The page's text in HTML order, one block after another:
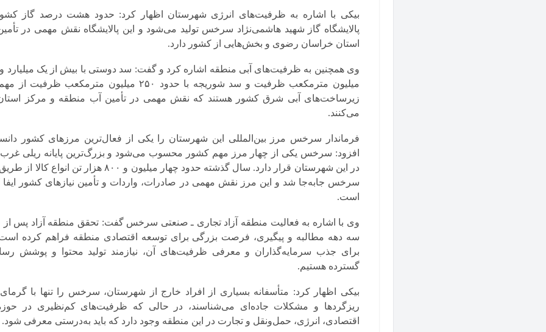
بیکی با اشاره به ظرفیت‌های انرژی شهرستان اظهار کرد: حدود هشت درصد گاز
پالایشگاه گاز شهید هاشمی‌نژاد سرخس تولید می‌شود و این پالایشگاه نقش مهمی در
استان خراسان رضوی و بخش‌هایی از کشور دارد.
میلیون مترمکعب ظرفیت و سد شوریجه با حدود ۲۵۰ میلیون مترمکعب ظرفیت
زیرساخت‌های آبی شرق کشور هستند که نقش مهمی در تأمین آب منطقه و مرکز استان
می‌کنند.
فرماندار سرخس مرز بین‌المللی این شهرستان را یکی از فعال‌ترین مرزهای کشور
افزود: سرخس یکی از چهار مرز مهم کشور محسوب می‌شود و بزرگ‌ترین پایانه ریلی غرب
در این شهرستان قرار دارد. سال گذشته حدود چهار میلیون و ۸۰۰ هزار تن انواع
سرخس جابه‌جا شد و این مرز نقش مهمی در صادرات، واردات و تأمین نیازهای کشور ایفا
است.
وی با اشاره به فعالیت منطقه آزاد تجاری ـ صنعتی سرخس گفت: تحقق منطقه آزاد پس از
سه دهه مطالبه و پیگیری، فرصت بزرگی برای توسعه اقتصادی منطقه فراهم کرده
برای جذب سرمایه‌گذاران و معرفی ظرفیت‌های آن، نیازمند تولید محتوا و پوشش
گسترده هستیم.
بیکی اظهار کرد: متأسفانه بسیاری از افراد خارج از شهرستان، سرخس را تنها با گرمای
ریزگردها و مشکلات جاده‌ای می‌شناسند، در حالی که ظرفیت‌های کم‌نظیری در
اقتصادی، انرژی، حمل‌ونقل و تجارت در این منطقه وجود دارد که باید به‌درستی معرفی شود.